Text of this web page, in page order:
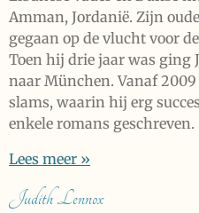
Amman, Jordanië. Zijn
gegaan op de vlucht voor
Toen hij drie jaar was ging
naar München. Vanaf
slams, waarin hij erg
enkele romans geschreven.
Lees meer »
Judith Lennox